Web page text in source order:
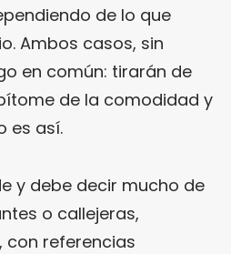
de lo que
Ambos casos, sin
en común: tirarán de
de la comodidad y
es así.
y debe decir mucho de
o callejeras,
con referencias